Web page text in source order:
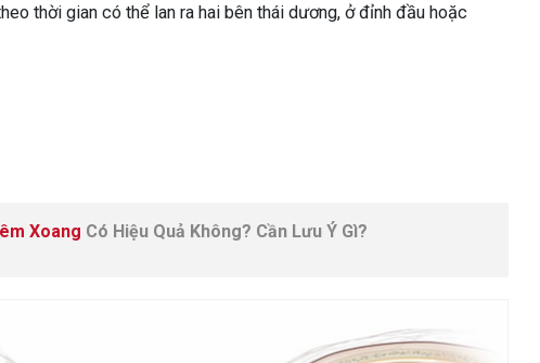
thời gian có thể lan ra hai bên thái dương, ở đỉnh đầu hoặc
Xoang Có Hiệu Quả Không? Cần Lưu Ý Gì?